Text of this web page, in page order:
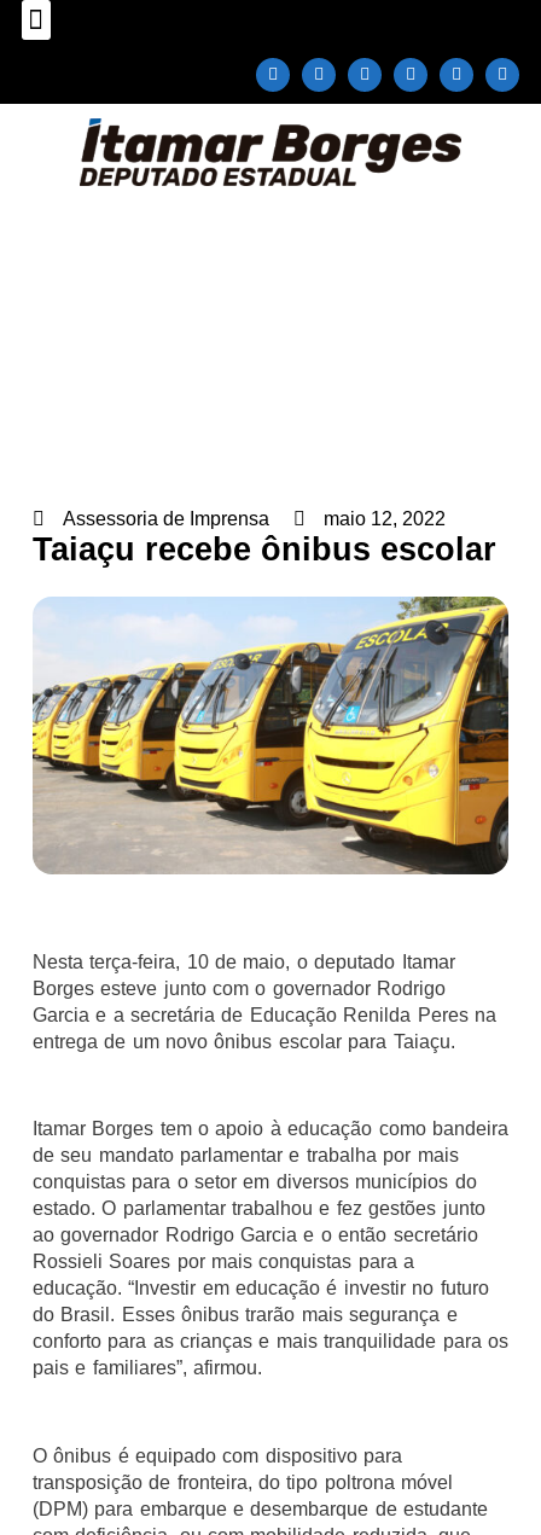
Assessoria de Imprensa maio 12, 2022
Taiaçu recebe ônibus escolar
Nesta terça-feira, 10 de maio, o deputado Itamar
Borges esteve junto com o governador Rodrigo
Garcia e a secretária de Educação Renilda Peres na
entrega de um novo ônibus escolar para Taiaçu.
Itamar Borges tem o apoio à educação como bandeira
de seu mandato parlamentar e trabalha por mais
conquistas para o setor em diversos municípios do
estado. O parlamentar trabalhou e fez gestões junto
ao governador Rodrigo Garcia e o então secretário
Rossieli Soares por mais conquistas para a
educação. “Investir em educação é investir no futuro
do Brasil. Esses ônibus trarão mais segurança e
conforto para as crianças e mais tranquilidade para os
pais e familiares”, afirmou.
O ônibus é equipado com dispositivo para
transposição de fronteira, do tipo poltrona móvel
(DPM) para embarque e desembarque de estudante